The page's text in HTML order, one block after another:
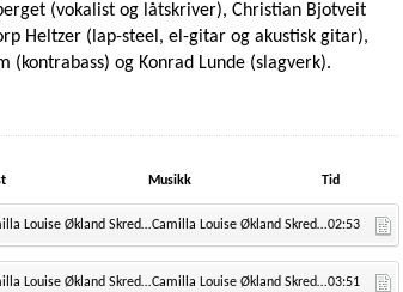
(vokalist og låtskriver), Christian Bjotveit
Heltzer (lap-steel, el-gitar og akustisk gitar),
(kontrabass) og Konrad Lunde (slagverk).
Musikk Tid
Camilla Louise Økland Skredderberget Camilla Louise Økland Skredderberget02:53
Camilla Louise Økland Skredderberget Camilla Louise Økland Skredderberget03:51